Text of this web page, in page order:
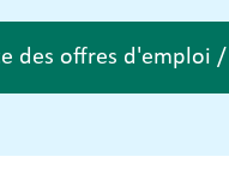
des offres d'emploi